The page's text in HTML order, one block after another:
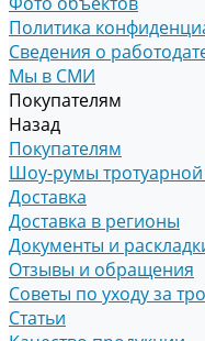
Политика
Сведения о
Мы в СМИ
Покупателям
Назад
Покупателям
Шоу-румы тротуарной
Доставка
Доставка в регионы
Документы и
Отзывы и обращения
Советы по уходу за
Статьи